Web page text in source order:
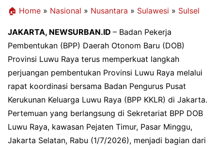
🏠 Home » Nasional » Nusantara » Sulawesi » Sulsel
JAKARTA, NEWSURBAN.ID – Badan Pekerja
Pembentukan (BPP) Daerah Otonom Baru (DOB)
Provinsi Luwu Raya terus memperkuat langkah
perjuangan pembentukan Provinsi Luwu Raya melalui
rapat koordinasi bersama Badan Pengurus Pusat
Kerukunan Keluarga Luwu Raya (BPP KKLR) di Jakarta.
Pertemuan yang berlangsung di Sekretariat BPP DOB
Luwu Raya, kawasan Pejaten Timur, Pasar Minggu,
Jakarta Selatan, Rabu (1/7/2026), menjadi bagian dari